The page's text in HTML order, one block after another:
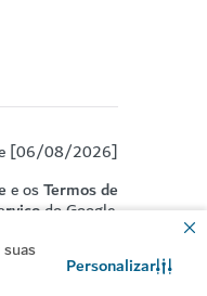
Personalizar
[06/08/2026]
e osTermos de
do Google.